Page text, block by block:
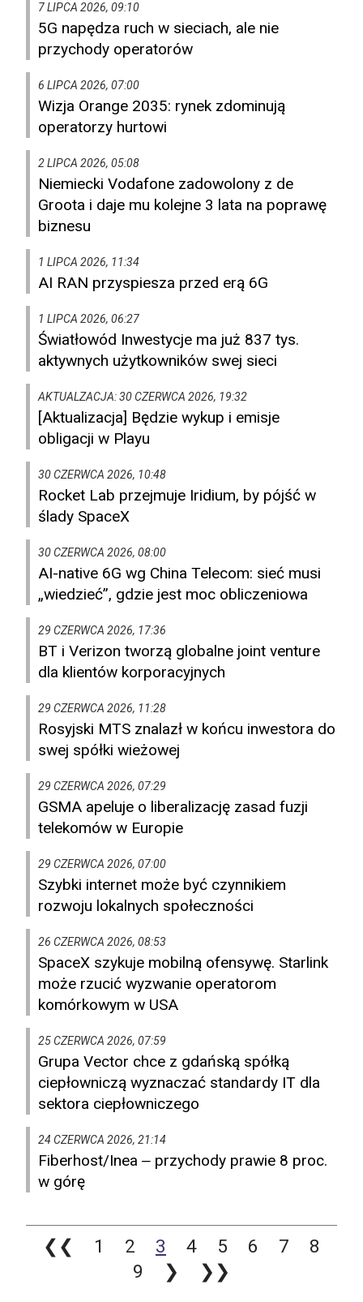
7 LIPCA 2026, 09:10
5G napędza ruch w sieciach, ale nie
przychody operatorów
6 LIPCA 2026, 07:00
Wizja Orange 2035: rynek zdominują
operatorzy hurtowi
2 LIPCA 2026, 05:08
Niemiecki Vodafone zadowolony z de
Groota i daje mu kolejne 3 lata na poprawę
biznesu
1 LIPCA 2026, 11:34
AI RAN przyspiesza przed erą 6G
1 LIPCA 2026, 06:27
Światłowód Inwestycje ma już 837 tys.
aktywnych użytkowników swej sieci
AKTUALZACJA: 30 CZERWCA 2026, 19:32
[Aktualizacja] Będzie wykup i emisje
obligacji w Playu
30 CZERWCA 2026, 10:48
Rocket Lab przejmuje Iridium, by pójść w
ślady SpaceX
30 CZERWCA 2026, 08:00
AI-native 6G wg China Telecom: sieć musi
„wiedzieć”, gdzie jest moc obliczeniowa
29 CZERWCA 2026, 17:36
BT i Verizon tworzą globalne joint venture
dla klientów korporacyjnych
29 CZERWCA 2026, 11:28
Rosyjski MTS znalazł w końcu inwestora do
swej spółki wieżowej
29 CZERWCA 2026, 07:29
GSMA apeluje o liberalizację zasad fuzji
telekomów w Europie
29 CZERWCA 2026, 07:00
Szybki internet może być czynnikiem
rozwoju lokalnych społeczności
26 CZERWCA 2026, 08:53
SpaceX szykuje mobilną ofensywę. Starlink
może rzucić wyzwanie operatorom
komórkowym w USA
25 CZERWCA 2026, 07:59
Grupa Vector chce z gdańską spółką
ciepłowniczą wyznaczać standardy IT dla
sektora ciepłowniczego
24 CZERWCA 2026, 21:14
Fiberhost/Inea ‒ przychody prawie 8 proc.
w górę
❮❮ 1 2 3 4 5 6 7
8
9
❯ ❯❯